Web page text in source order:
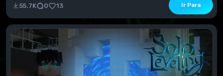
55.7K 0 13 Ir Para